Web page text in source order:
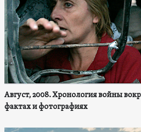
Август, 2008. Хронология войны
фактах и фотографиях